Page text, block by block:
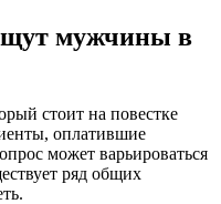
мужчины в
стоит на повестке
оплатившие
может варьироваться
ряд общих